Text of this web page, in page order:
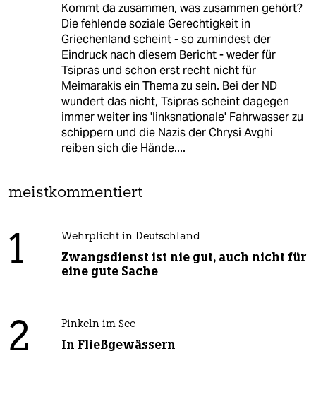
Kommt da zusammen, was zusammen gehört?
Die fehlende soziale Gerechtigkeit in
Griechenland scheint - so zumindest der
Eindruck nach diesem Bericht - weder für
Tsipras und schon erst recht nicht für
Meimarakis ein Thema zu sein. Bei der ND
wundert das nicht, Tsipras scheint dagegen
immer weiter ins 'linksnationale' Fahrwasser zu
schippern und die Nazis der Chrysi Avghi
reiben sich die Hände....
meistkommentiert
1 Wehrplicht in Deutschland
Zwangsdienst ist nie gut, auch nicht für
eine gute Sache
2 Pinkeln im See
In Fließgewässern